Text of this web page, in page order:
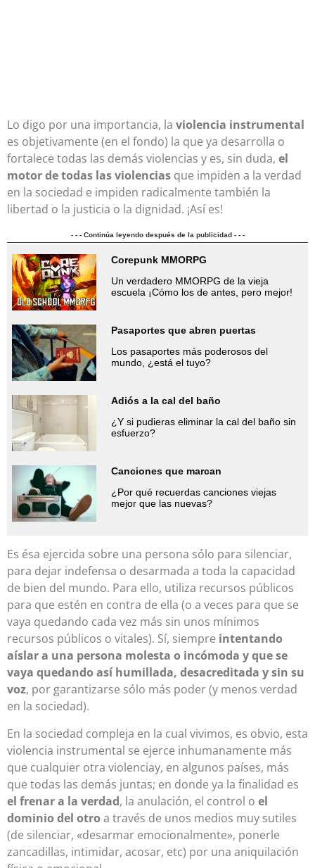
Lo digo por una importancia, la violencia instrumental
es objetivamente (en el fondo) la que ya desarrolla o
fortalece todas las demás violencias y es, sin duda, el
motor de todas las violencias que impiden a la verdad
en la sociedad e impiden radicalmente también la
libertad o la justicia o la dignidad. ¡Así es!
- - - Continúa leyendo después de la publicidad - - -
Corepunk MMORPG
Un verdadero MMORPG de la vieja
escuela ¡Cómo los de antes, pero mejor!
Pasaportes que abren puertas
Los pasaportes más poderosos del
mundo, ¿está el tuyo?
Adiós a la cal del baño
¿Y si pudieras eliminar la cal del baño sin
esfuerzo?
Canciones que marcan
¿Por qué recuerdas canciones viejas
mejor que las nuevas?
Es ésa ejercida sobre una persona sólo para silenciar,
para dejar indefensa o desarmada a toda la capacidad
de bien del mundo. Para ello, utiliza recursos públicos
para que estén en contra de ella (o a veces para que se
vaya quedando cada vez más sin unos mínimos
recursos públicos o vitales). Sí, siempre intentando
aíslar a una persona molesta o incómoda y que se
vaya quedando así humillada, desacreditada y sin su
voz, por garantizarse sólo más poder (y menos verdad
en la sociedad).
En la sociedad compleja en la cual vivimos, es obvio, esta
violencia instrumental se ejerce inhumanamente más
que cualquier otra violenciay, en algunos países, más
que todas las demás juntas; en donde ya la finalidad es
el frenar a la verdad, la anulación, el control o el
dominio del otro a través de unos medios muy sutiles
(de silenciar, «desarmar emocionalmente», ponerle
zancadillas, intimidar, acosar, etc) por una aniquilación